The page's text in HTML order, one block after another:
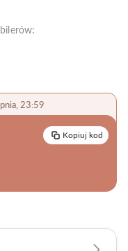
23:59
Kopiuj kod